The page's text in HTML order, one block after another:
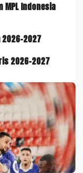
MPL Indonesia
2026-2027
2026-2027